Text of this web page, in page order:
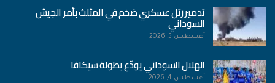
تدمير رتل عسكري ضخم في المثلث بأمر الجيش
السوداني
أغسطس 5, 2026
الهلال السوداني يودّع بطولة سيكافا
أغسطس 4, 2026